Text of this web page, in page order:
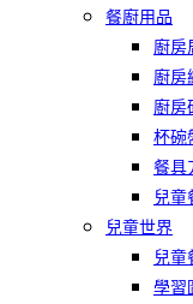
餐廚用品
廚房
廚房
廚房
杯碗
餐具
兒童
兒童世界
兒童
學習